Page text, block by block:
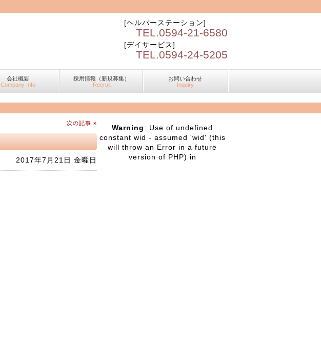
[ヘルパーステーション]
TEL.0594-21-6580
[デイサービス]
TEL.0594-24-5205
会社概要
Company Info
採用情報（新規募集）
Recruit
お問い合わせ
Inquiry
次の記事 »
2017年7月21日 金曜日
Warning: Use of undefined
constant wid - assumed 'wid' (this
will throw an Error in a future
version of PHP) in